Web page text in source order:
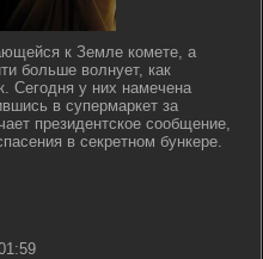
к Земле комете, а
больше волнует, как
Сегодня у них намечена
в супермаркет за
президентское сообщение,
в секретном бункере.